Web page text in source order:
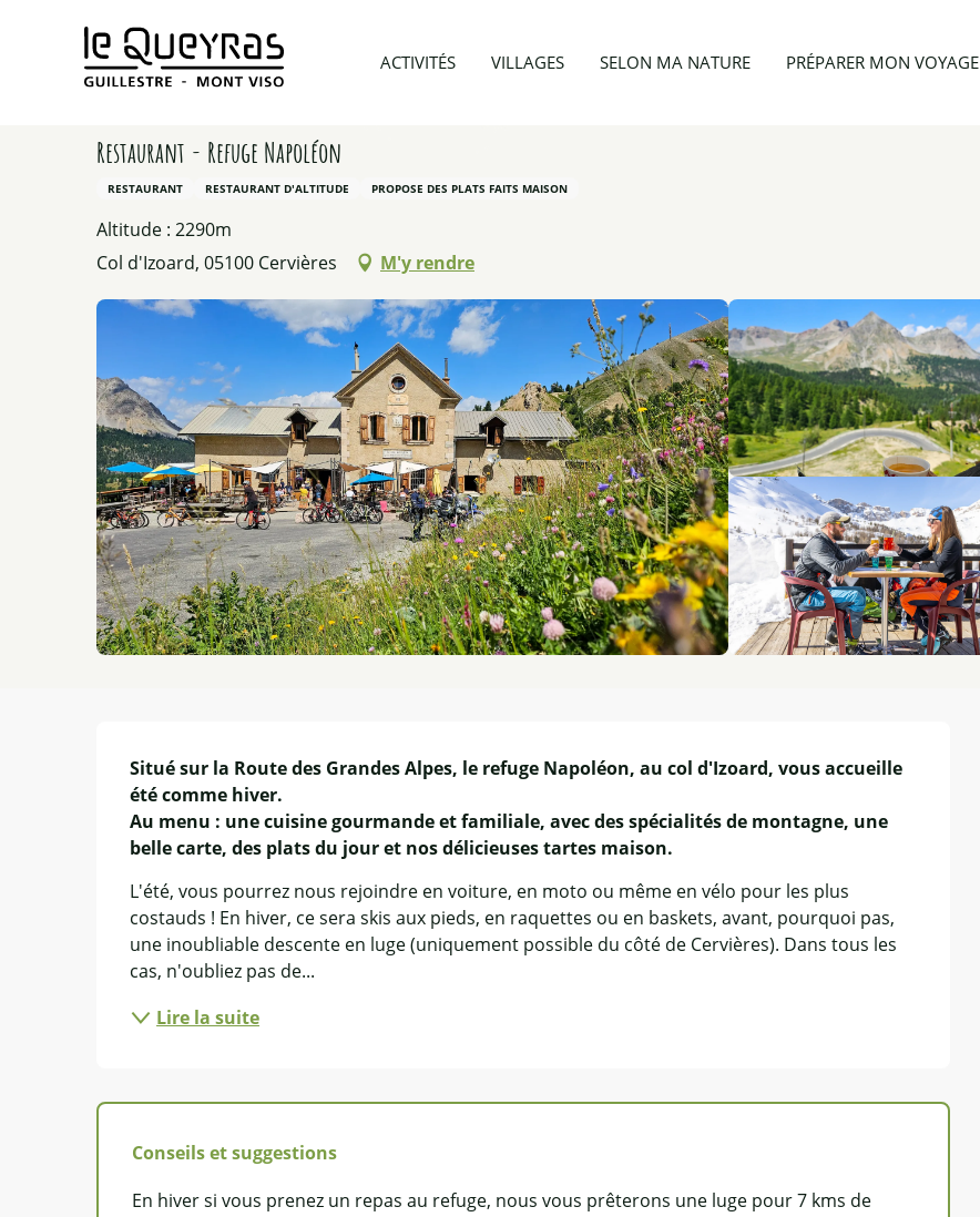
ACTIVITÉS VILLAGES SELON MA NATURE PRÉPARER MON VOYAGE
Accueil Préparer mon voyage Tous les restaurants
Restaurant - Refuge Napoléon
RESTAURANT RESTAURANT D'ALTITUDE PROPOSE DES PLATS FAITS MAISON
Altitude : 2290m
Col d'Izoard, 05100 Cervières
M'y rendre
Situé sur la Route des Grandes Alpes, le refuge Napoléon, au col d'Izoard, vous accueille
été comme hiver.
Au menu : une cuisine gourmande et familiale, avec des spécialités de montagne, une
belle carte, des plats du jour et nos délicieuses tartes maison.
L'été, vous pourrez nous rejoindre en voiture, en moto ou même en vélo pour les plus
costauds ! En hiver, ce sera skis aux pieds, en raquettes ou en baskets, avant, pourquoi pas,
une inoubliable descente en luge (uniquement possible du côté de Cervières). Dans tous les
cas, n'oubliez pas de...
Lire la suite
Conseils et suggestions
En hiver si vous prenez un repas au refuge, nous vous prêterons une luge pour 7 kms de